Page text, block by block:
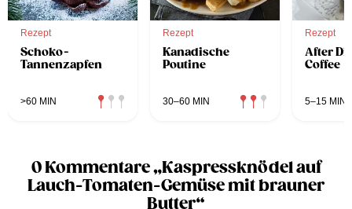
Rezept
Schoko-
Tannenzapfen
>60 MIN
Rezept
Kanadische
Poutine
30–60 MIN
Rezept
After
Coffee
5–15 MIN
0 Kommentare „Kaspressknödel auf
Lauch-Tomaten-Gemüse mit brauner
Butter“